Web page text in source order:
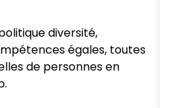
diversité,
égales, toutes
de personnes en